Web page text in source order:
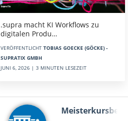
.supra macht KI Workflows zu
digitalen Produ…
VERÖFFENTLICHT TOBIAS GOECKE (GÖCKE) -
SUPRATIX GMBH
JUNI 6, 2026 | 3 MINUTEN LESEZEIT
Meisterkursbegl…